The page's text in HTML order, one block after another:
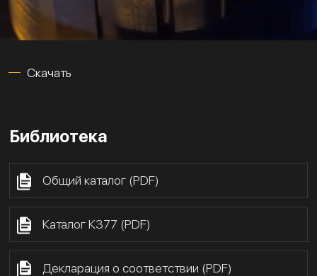
Скачать
Библиотека
Общий каталог (PDF)
Каталог К377 (PDF)
Декларация о соответствии (PDF)